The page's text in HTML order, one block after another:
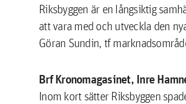
Riksbyggen är en långsiktig
att vara med och utveckla den
Göran Sundin, tf
Brf Kronomagasinet, Inre
Inom kort sätter Riksbyggen